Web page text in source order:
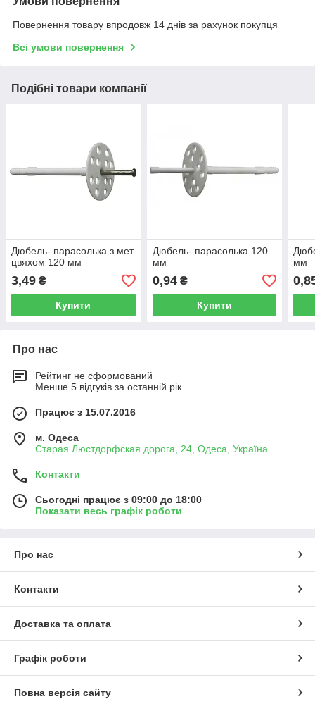
Повернення товару впродовж 14 днів за рахунок покупця
Всі умови повернення
Подібні товари компанії
Дюбель- парасолька з мет.
цвяхом 120 мм
3,49 ₴
Купити
Дюбель- парасолька 120
мм
0,94₴
Купити
мм
Про нас
Рейтинг не сформований
Менше 5 відгуків за останній рік
Працює з 15.07.2016
м. Одеса
Старая Люстдорфская дорога, 24, Одеса, Україна
Контакти
Сьогодні працює з 09:00 до 18:00
Показати весь графік роботи
Про нас
Контакти
Доставка та оплата
Графік роботи
Повна версія сайту